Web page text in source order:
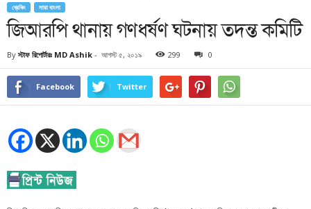
ব্রেকিং সারা বাংলা
জিআরপি থানায় গণধর্ষণ ঘটনায় তদন্ত কমিটি
By স্টাফ রিপোর্টারঃ MD Ashik - আগস্ট ৫, ২০১৯ 299 0
Facebook Twitter